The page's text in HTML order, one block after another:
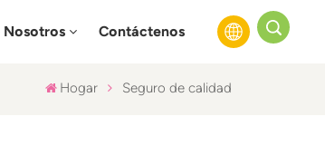
Nosotros Contáctenos
Hogar Seguro de calidad